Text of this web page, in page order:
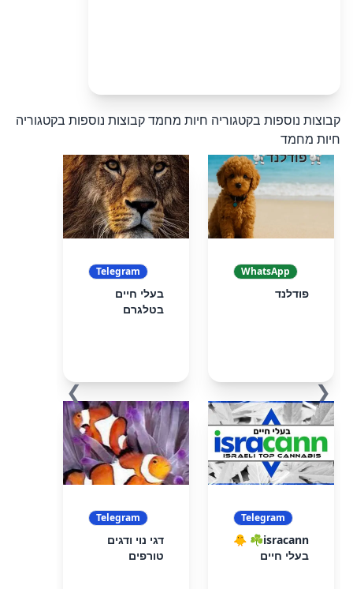
קבוצות נוספות בקטגוריה חיות מחמדקבוצות נוספות בקטגוריה
חיות מחמד
❮
WhatsApp
פודלנד
Telegram
בעלי חיים
בטלגרם
Telegram
isracann☘️ 🐥
בעלי חיים
Telegram
דגי נוי ודגים
טורפים
❯